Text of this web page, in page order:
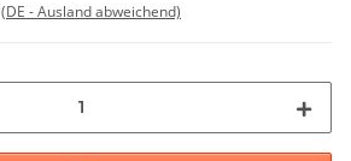
(DE - Ausland abweichend)